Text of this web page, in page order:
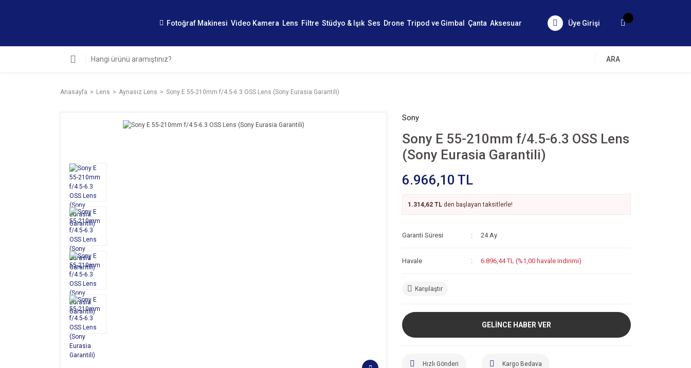
Fotoğraf Makinesi Video Kamera Lens Filtre Stüdyo & Işık Ses Drone Tripod ve Gimbal Çanta Aksesuar Üye Girişi
ARA
Anasayfa Lens Aynasız Lens Sony E 55-210mm f/4.5-6.3 OSS Lens (Sony Eurasia Garantili)
Sony
Sony E 55-210mm f/4.5-6.3 OSS Lens
(Sony Eurasia Garantili)
6.966,10 TL
1.314,62 TL den başlayan taksitlerle!
Garanti Süresi 24 Ay
Havale 6.896,44 TL (%1,00 havale indirimi)
Karşılaştır
GELİNCE HABER VER
Hızlı Gönderi Kargo Bedava